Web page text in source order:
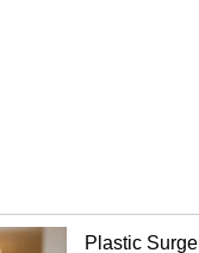
ಶಾಸಕ ರಾಜು ಕಾಗೆ
ಪಕ್ಷದಲ್ಲಿ ನರ್ಸ್‌ಗಳ